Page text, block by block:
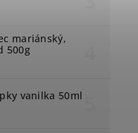
mariánský,
500g
vanilka 50ml